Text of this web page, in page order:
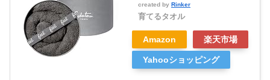
created by Rinker
育てるタオル
Amazon 楽天市場
Yahooショッピング